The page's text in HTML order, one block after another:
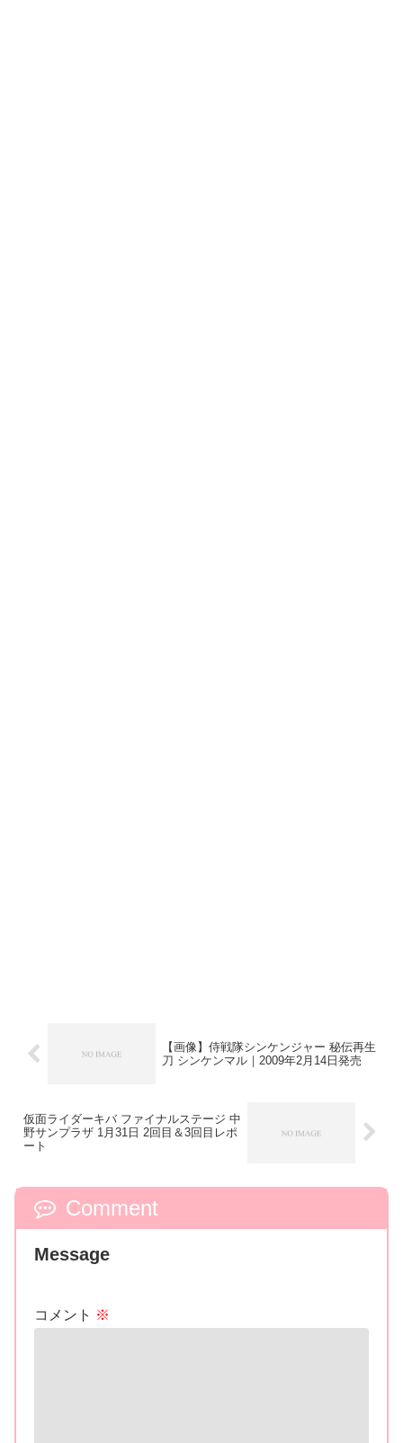
【画像】侍戦隊シンケンジャー 秘伝再生
刀 シンケンマル｜2009年2月14日発売
仮面ライダーキバ ファイナルステージ 中
野サンプラザ 1月31日 2回目＆3回目レポ
ート
Comment
Message
コメント ※